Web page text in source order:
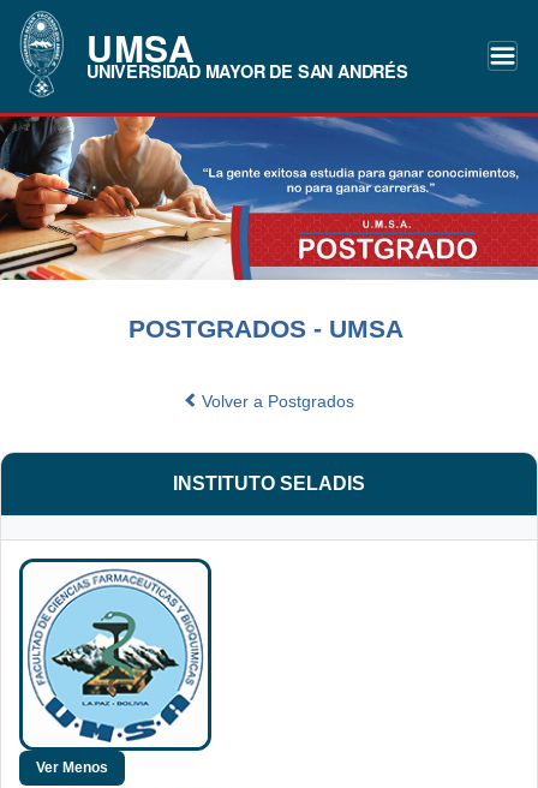
UMSA
UNIVERSIDAD MAYOR DE SAN ANDRÉS
POSTGRADOS - UMSA
Volver a Postgrados
INSTITUTO SELADIS